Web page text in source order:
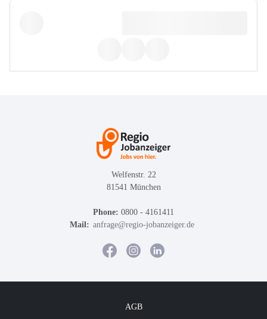
Welfenstr. 22
81541 München
Phone: 0800 - 4161411
Mail: anfrage@regio-jobanzeiger.de
AGB